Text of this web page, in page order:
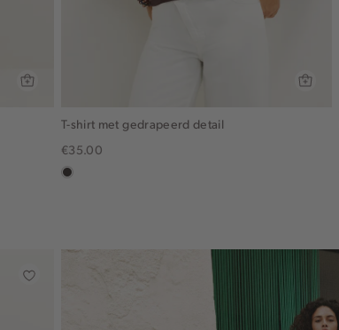
T-shirt met gedrapeerd detail
€35.00
choco